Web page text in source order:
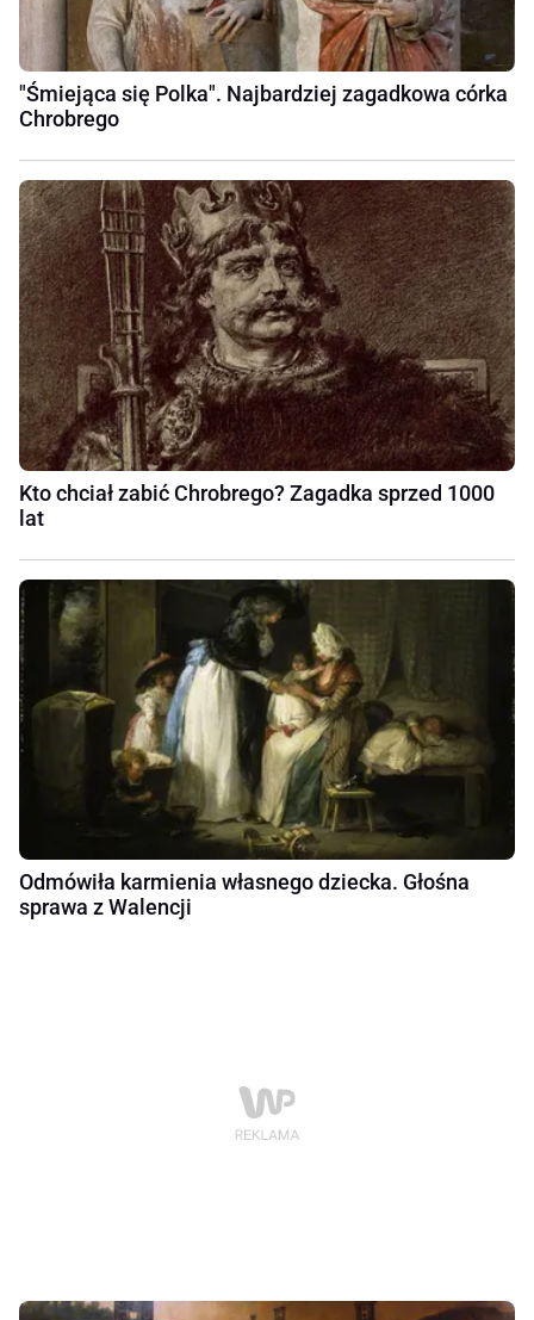
"Śmiejąca się Polka". Najbardziej zagadkowa córka
Chrobrego
Kto chciał zabić Chrobrego? Zagadka sprzed 1000
lat
Odmówiła karmienia własnego dziecka. Głośna
sprawa z Walencji